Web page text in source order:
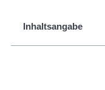
Inhaltsangabe